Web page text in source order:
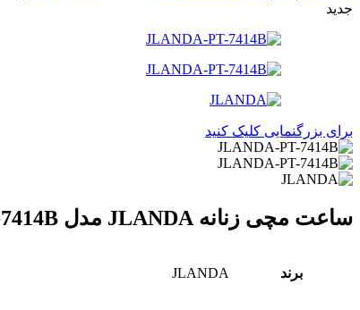
جدید
برای بزرگنمایی کلیک کنید
ساعت مچی زنانه JLANDA مدل PT-7414B
برند JLANDA